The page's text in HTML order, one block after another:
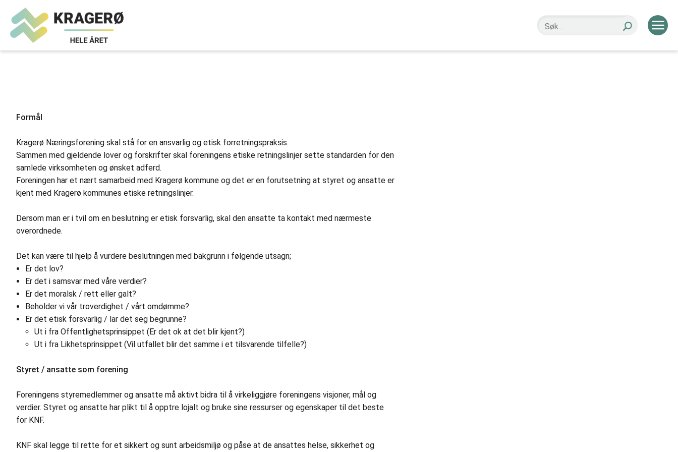
Formål
Kragerø Næringsforening skal stå for en ansvarlig og etisk forretningspraksis.
Sammen med gjeldende lover og forskrifter skal foreningens etiske retningslinjer sette standarden for den
samlede virksomheten og ønsket adferd.
Foreningen har et nært samarbeid med Kragerø kommune og det er en forutsetning at styret og ansatte er
kjent med Kragerø kommunes etiske retningslinjer.
Dersom man er i tvil om en beslutning er etisk forsvarlig, skal den ansatte ta kontakt med nærmeste
overordnede.
Det kan være til hjelp å vurdere beslutningen med bakgrunn i følgende utsagn;
Er det lov?
Er det i samsvar med våre verdier?
Er det moralsk / rett eller galt?
Beholder vi vår troverdighet / vårt omdømme?
Er det etisk forsvarlig / lar det seg begrunne?
Ut i fra Offentlighetsprinsippet (Er det ok at det blir kjent?)
Ut i fra Likhetsprinsippet (Vil utfallet blir det samme i et tilsvarende tilfelle?)
Styret / ansatte som forening
Foreningens styremedlemmer og ansatte må aktivt bidra til å virkeliggjøre foreningens visjoner, mål og
verdier. Styret og ansatte har plikt til å opptre lojalt og bruke sine ressurser og egenskaper til det beste
for KNF.
KNF skal legge til rette for et sikkert og sunt arbeidsmiljø og påse at de ansattes helse, sikkerhet og